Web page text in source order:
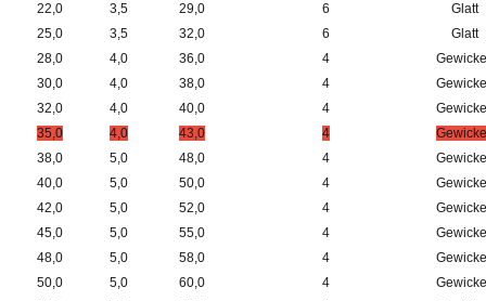
22,0
3,5 29,0 6
Glatt
25,0
3,5 32,0 6
Glatt
28,0
4,0 36,0 4
30,0
4,0 38,0 4
32,0
4,0 40,0 4
35,0
4,0 43,0 4
38,0
5,0 48,0 4
40,0
5,0 50,0 4
42,0
5,0 52,0 4
45,0
5,0 55,0 4
48,0
5,0 58,0 4
50,0
5,0 60,0 4